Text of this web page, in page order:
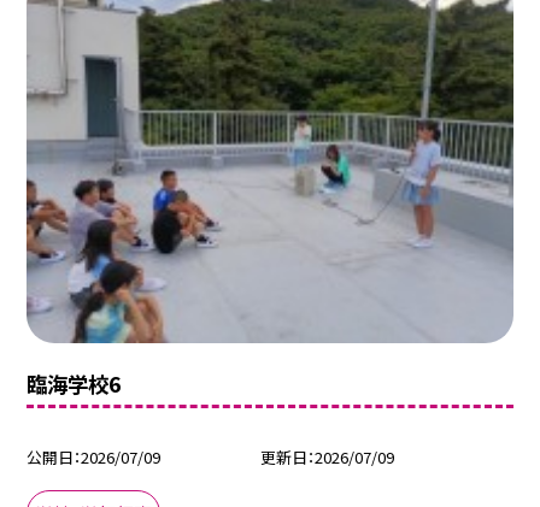
臨海学校6
公開日 2026/07/09 更新日 2026/07/09